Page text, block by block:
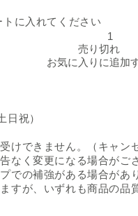
に入れてください
桃」の数量を減らす
売り切れ
お気に入りに追加
祝）
けできません。（キャン
なく変更になる場合がご
での補強がある場合があ
すが、いずれも商品の品